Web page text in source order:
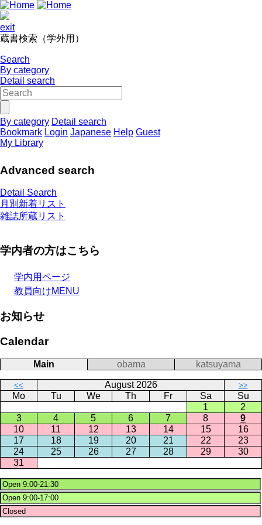
exit
蔵書検索（学外用）
Search
By category
Detail search
By category Detail search
Bookmark Login Japanese Help Guest
My Library
Advanced search
Detail Search
月別新着リスト
雑誌所蔵リスト
学内者の方はこちら
学内用ページ
教員向けMENU
お知らせ
Calendar
Main obama katsuyama
<< August 2026 >>
Mo Tu We Th Fr Sa
Su
1
2
3
4 5 6 7 8
9
10
11 12 13 14 15
16
17
18 19 20 21 22
23
24
25 26 27 28 29
30
31